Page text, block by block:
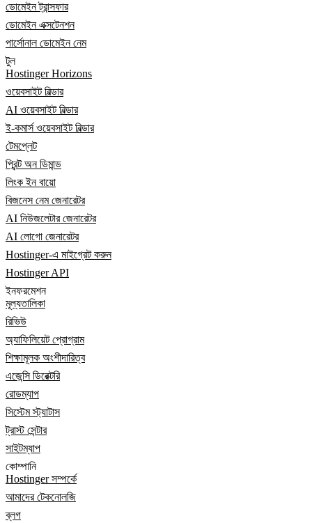
ডোমেইন ট্রান্সফার
ডোমেইন এক্সটেনশন
পার্সোনাল ডোমেইন নেম
টুল
Hostinger Horizons
ওয়েবসাইট বিল্ডার
AI ওয়েবসাইট বিল্ডার
ই-কমার্স ওয়েবসাইট বিল্ডার
টেমপ্লেট
প্রিন্ট অন ডিমান্ড
লিংক ইন বায়ো
বিজনেস নেম জেনারেটর
AI নিউজলেটার জেনারেটর
AI লোগো জেনারেটর
Hostinger-এ মাইগ্রেট করুন
Hostinger API
ইনফরমেশন
মূল্যতালিকা
রিভিউ
অ্যাফিলিয়েট প্রোগ্রাম
শিক্ষামূলক অংশীদারিত্ব
এজেন্সি ডিরেক্টরি
রোডম্যাপ
সিস্টেম স্ট্যাটাস
ট্রাস্ট সেন্টার
সাইটম্যাপ
কোম্পানি
Hostinger সম্পর্কে
আমাদের টেকনোলজি
ব্লগ